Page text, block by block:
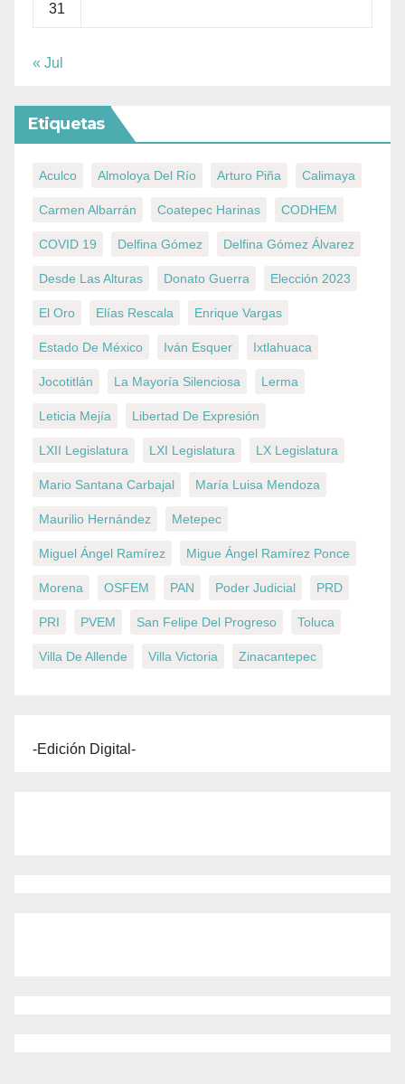
31
« Jul
Etiquetas
Aculco Almoloya Del Río Arturo Piña Calimaya
Carmen Albarrán Coatepec Harinas CODHEM
COVID 19 Delfina Gómez Delfina Gómez Álvarez
Desde Las Alturas Donato Guerra Elección 2023
El Oro Elías Rescala Enrique Vargas
Estado De México Iván Esquer Ixtlahuaca
Jocotitlán La Mayoría Silenciosa Lerma
Leticia Mejía Libertad De Expresión
LXII Legislatura LXI Legislatura LX Legislatura
Mario Santana Carbajal María Luisa Mendoza
Maurilio Hernández Metepec
Miguel Ángel Ramírez Migue Ángel Ramírez Ponce
Morena OSFEM PAN Poder Judicial PRD
PRI PVEM San Felipe Del Progreso Toluca
Villa De Allende Villa Victoria Zinacantepec
-Edición Digital-